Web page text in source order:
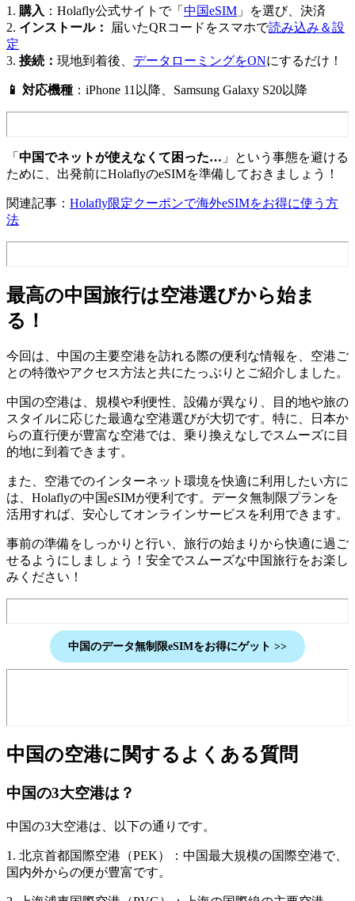
1. 購入 ：Holafly公式サイトで「 中国eSIM 」を選び、決済
2. インストール： 届いたQRコードをスマホで読み込み＆設
定
3. 接続： 現地到着後、 データローミングをONにするだけ！
📱 対応機種 ：iPhone 11以降、Samsung Galaxy S20以降
「 中国でネットが使えなくて困った… 」という事態を避ける
ために、出発前にHolaflyのeSIMを準備しておきましょう！
関連記事： Holafly限定クーポンで海外eSIMをお得に使う方
法
最高の中国旅行は空港選びから始ま
る！
今回は、中国の主要空港を訪れる際の便利な情報を、空港ご
との特徴やアクセス方法と共にたっぷりとご紹介しました。
中国の空港は、規模や利便性、設備が異なり、目的地や旅の
スタイルに応じた最適な空港選びが大切です。特に、日本か
らの直行便が豊富な空港では、乗り換えなしでスムーズに目
的地に到着できます。
また、空港でのインターネット環境を快適に利用したい方に
は、Holaflyの中国eSIMが便利です。データ無制限プランを
活用すれば、安心してオンラインサービスを利用できます。
事前の準備をしっかりと行い、旅行の始まりから快適に過ご
せるようにしましょう！安全でスムーズな中国旅行をお楽し
みください！
中国のデータ無制限eSIMをお得にゲット >>
中国の空港に関するよくある質問
中国の3大空港は？
中国の3大空港は、以下の通りです。
1. 北京首都国際空港（PEK）：中国最大規模の国際空港で、
国内外からの便が豊富です。